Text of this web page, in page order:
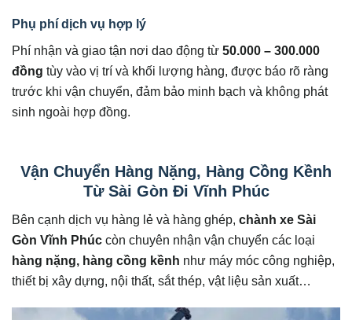
Phụ phí dịch vụ hợp lý
Phí nhận và giao tận nơi dao động từ 50.000 – 300.000
đồng tùy vào vị trí và khối lượng hàng, được báo rõ ràng
trước khi vận chuyển, đảm bảo minh bạch và không phát
sinh ngoài hợp đồng.
Vận Chuyển Hàng Nặng, Hàng Cồng Kềnh
Từ Sài Gòn Đi Vĩnh Phúc
Bên cạnh dịch vụ hàng lẻ và hàng ghép, chành xe Sài
Gòn Vĩnh Phúc còn chuyên nhận vận chuyển các loại
hàng nặng, hàng cồng kềnh như máy móc công nghiệp,
thiết bị xây dựng, nội thất, sắt thép, vật liệu sản xuất…